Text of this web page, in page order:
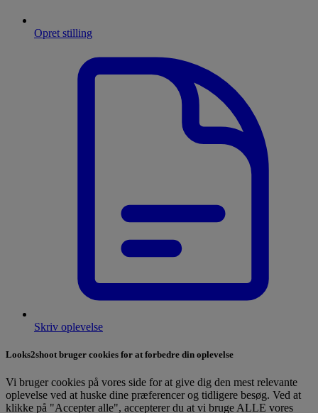
Opret stilling
Skriv oplevelse
Looks2shoot bruger cookies for at forbedre din oplevelse
Vi bruger cookies på vores side for at give dig den mest relevante
oplevelse ved at huske dine præferencer og tidligere besøg. Ved at
klikke på "Accepter alle", accepterer du at vi bruge ALLE vores